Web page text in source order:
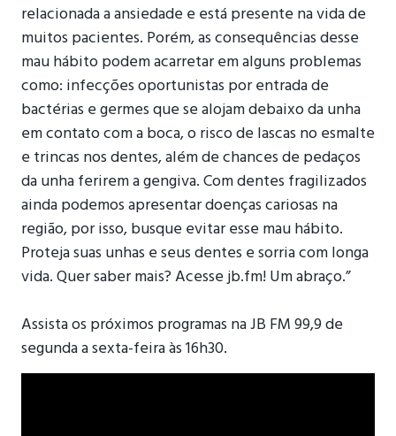
relacionada a ansiedade e está presente na vida de
muitos pacientes. Porém, as consequências desse
mau hábito podem acarretar em alguns problemas
como: infecções oportunistas por entrada de
bactérias e germes que se alojam debaixo da unha
em contato com a boca, o risco de lascas no esmalte
e trincas nos dentes, além de chances de pedaços
da unha ferirem a gengiva. Com dentes fragilizados
ainda podemos apresentar doenças cariosas na
região, por isso, busque evitar esse mau hábito.
Proteja suas unhas e seus dentes e sorria com longa
vida. Quer saber mais? Acesse jb.fm! Um abraço.”
Assista os próximos programas na JB FM 99,9 de
segunda a sexta-feira às 16h30.